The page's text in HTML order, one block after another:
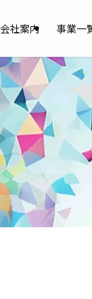
会社案内 事業一